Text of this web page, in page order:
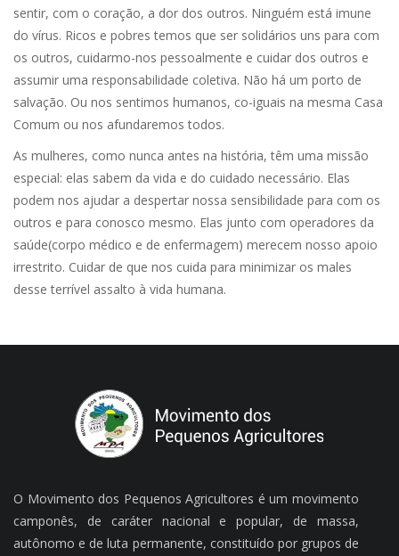
sentir, com o coração, a dor dos outros. Ninguém está imune
do vírus. Ricos e pobres temos que ser solidários uns para com
os outros, cuidarmo-nos pessoalmente e cuidar dos outros e
assumir uma responsabilidade coletiva. Não há um porto de
salvação. Ou nos sentimos humanos, co-iguais na mesma Casa
Comum ou nos afundaremos todos.
As mulheres, como nunca antes na história, têm uma missão
especial: elas sabem da vida e do cuidado necessário. Elas
podem nos ajudar a despertar nossa sensibilidade para com os
outros e para conosco mesmo. Elas junto com operadores da
saúde(corpo médico e de enfermagem) merecem nosso apoio
irrestrito. Cuidar de que nos cuida para minimizar os males
desse terrível assalto à vida humana.
O Movimento dos Pequenos Agricultores é um movimento
camponês, de caráter nacional e popular, de massa,
autônomo e de luta permanente, constituído por grupos de